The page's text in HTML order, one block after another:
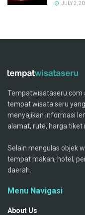
JULY 2,
Tempatwisataseru.com
tempat wisata seru
menyajikan informasi
alamat, rute, harga tiket
Selain mengulas objek
tempat makan, hotel,
daerah.
Menu Navigasi
About Us